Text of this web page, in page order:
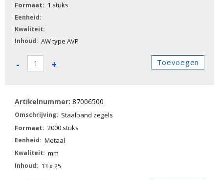
1 stuks
AW type AVP
-
87006410
aantal
+ Toevoegen
87006500
Staalband zegels
2000 stuks
Metaal
mm
13 x 25